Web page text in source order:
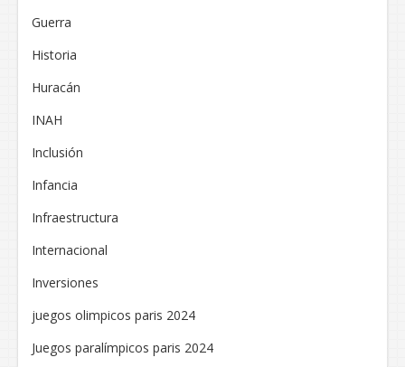
Guerra
Historia
Huracán
INAH
Inclusión
Infancia
Infraestructura
Internacional
Inversiones
juegos olimpicos paris 2024
Juegos paralímpicos paris 2024